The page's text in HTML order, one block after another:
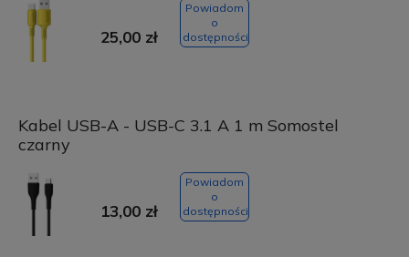
25,00 zł
Powiadom
o
dostępności
Kabel USB-A - USB-C 3.1 A 1 m Somostel
czarny
13,00 zł
Powiadom
o
dostępności